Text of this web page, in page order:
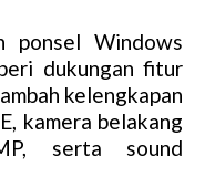
ponsel Windows
dukungan fitur
kelengkapan
kamera belakang
serta sound